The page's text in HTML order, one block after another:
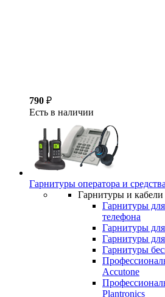
790 ₽
Есть в наличии
Гарнитуры оператора и
Гарнитуры и кабели
Гарнитуры
телефона
Гарнитуры
Гарнитуры
Гарнитуры
Accutone
Plantronics